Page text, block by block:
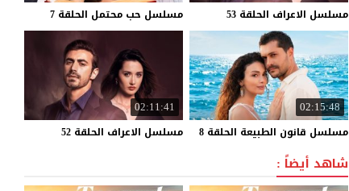
مسلسل الاعراف الحلقة 53 مسلسل حب محتمل الحلقة 7
02:15:48
مسلسل قانون الطبيعة الحلقة 8
02:11:41
مسلسل الاعراف الحلقة 52
شاهد أيضاً :